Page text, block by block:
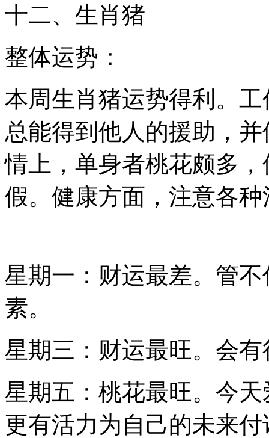
十二、生肖猪
整体运势：
本周生肖猪运势得利。
总能得到他人的援助，
情上，单身者桃花颇多
假。健康方面，注意各
星期一：财运最差。管
素。
星期三：财运最旺。会
星期五：桃花最旺。今
更有活力为自己的未来